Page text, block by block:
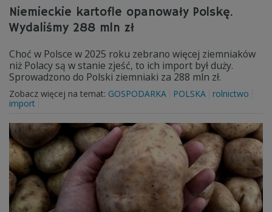
Niemieckie kartofle opanowały Polskę.
Wydaliśmy 288 mln zł
Choć w Polsce w 2025 roku zebrano więcej ziemniaków
niż Polacy są w stanie zjeść, to ich import był duży.
Sprowadzono do Polski ziemniaki za 288 mln zł.
Zobacz więcej na temat: GOSPODARKA POLSKA
rolnictwo
import